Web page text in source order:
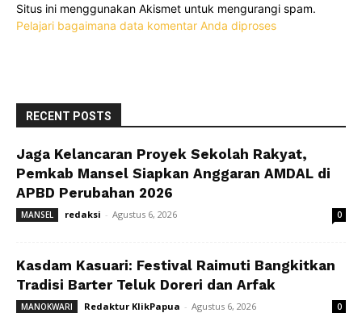
Situs ini menggunakan Akismet untuk mengurangi spam.
Pelajari bagaimana data komentar Anda diproses
RECENT POSTS
Jaga Kelancaran Proyek Sekolah Rakyat,
Pemkab Mansel Siapkan Anggaran AMDAL di
APBD Perubahan 2026
MANSEL redaksi - Agustus 6, 2026 0
Kasdam Kasuari: Festival Raimuti Bangkitkan
Tradisi Barter Teluk Doreri dan Arfak
MANOKWARI Redaktur KlikPapua - Agustus 6, 2026 0